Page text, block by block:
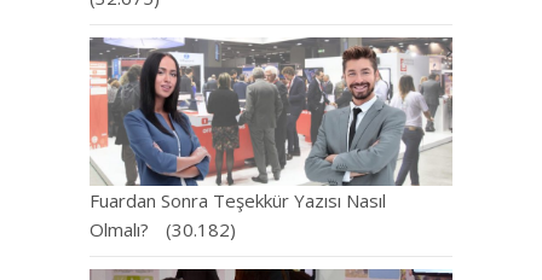
Fuardan Sonra Teşekkür Yazısı Nasıl
Olmalı?
(30.182)